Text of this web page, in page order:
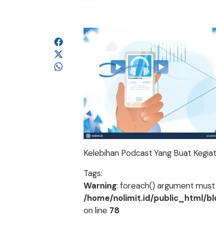
Kelebihan Podcast Yang Buat
Tags:
Warning: foreach() argument
/home/nolimit.id/public_html/
on line 78